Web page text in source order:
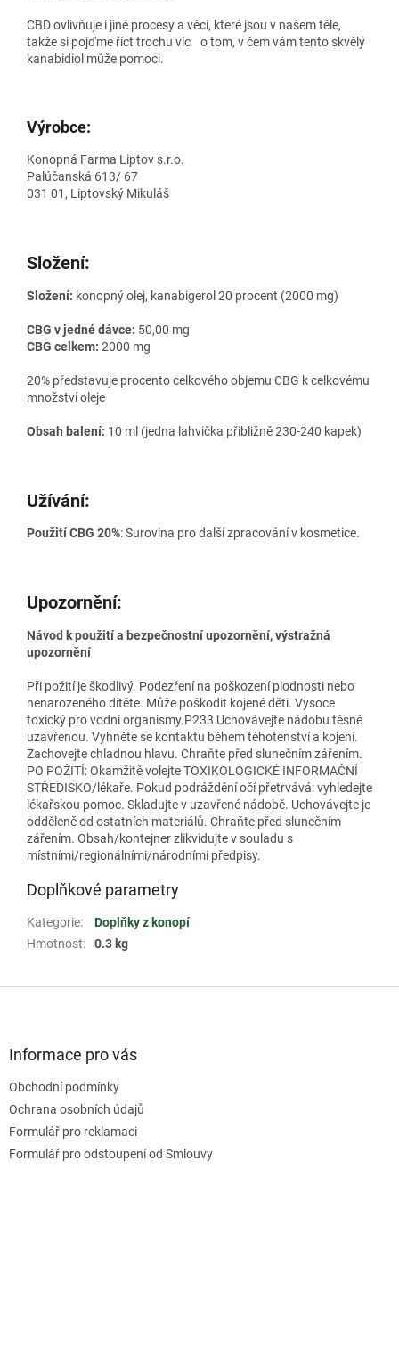
CBD ovlivňuje i jiné procesy a věci, které jsou v našem těle,
takže si pojďme říct trochu víc o tom, v čem vám tento skvělý
kanabidiol může pomoci.
Výrobce:
Konopná Farma Liptov s.r.o.
Palúčanská 613/ 67
031 01, Liptovský Mikuláš
Složení:
Složení: konopný olej, kanabigerol 20 procent (2000 mg)
CBG v jedné dávce: 50,00 mg
CBG celkem: 2000 mg
20% představuje procento celkového objemu CBG k celkovému
množství oleje
Obsah balení: 10 ml (jedna lahvička přibližně 230-240 kapek)
Užívání:
Použití CBG 20%: Surovina pro další zpracování v kosmetice.
Upozornění:
Návod k použití a bezpečnostní upozornění, výstražná
upozornění
Při požití je škodlivý. Podezření na poškození plodnosti nebo
nenarozeného dítěte. Může poškodit kojené děti. Vysoce
toxický pro vodní organismy.P233 Uchovávejte nádobu těsně
uzavřenou. Vyhněte se kontaktu během těhotenství a kojení.
Zachovejte chladnou hlavu. Chraňte před slunečním zářením.
PO POŽITÍ: Okamžitě volejte TOXIKOLOGICKÉ INFORMAČNÍ
STŘEDISKO/lékaře. Pokud podráždění očí přetrvává: vyhledejte
lékařskou pomoc. Skladujte v uzavřené nádobě. Uchovávejte je
odděleně od ostatních materiálů. Chraňte před slunečním
zářením. Obsah/kontejner zlikvidujte v souladu s
místními/regionálními/národními předpisy.
Doplňkové parametry
Kategorie:
Doplňky z konopí
Hmotnost: 0.3 kg
Informace pro vás
Obchodní podmínky
Ochrana osobních údajů
Formulář pro reklamaci
Formulář pro odstoupení od Smlouvy